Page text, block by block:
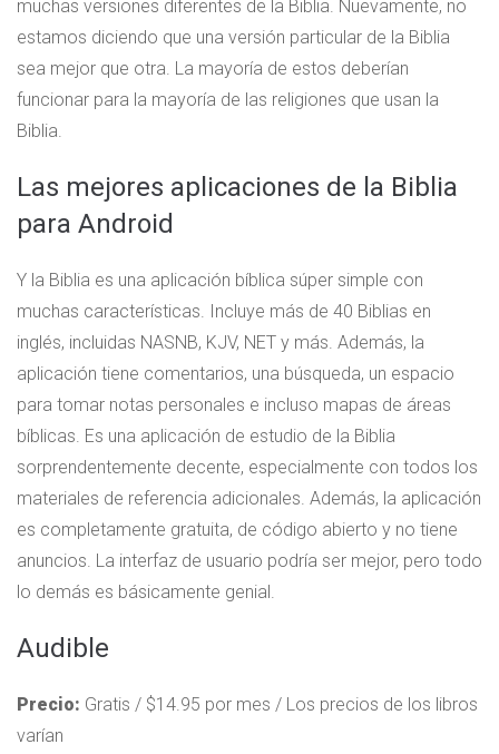
muchas versiones diferentes de la Biblia. Nuevamente, no
estamos diciendo que una versión particular de la Biblia
sea mejor que otra. La mayoría de estos deberían
funcionar para la mayoría de las religiones que usan la
Biblia.
Las mejores aplicaciones de la Biblia
para Android
Y la Biblia es una aplicación bíblica súper simple con
muchas características. Incluye más de 40 Biblias en
inglés, incluidas NASNB, KJV, NET y más. Además, la
aplicación tiene comentarios, una búsqueda, un espacio
para tomar notas personales e incluso mapas de áreas
bíblicas. Es una aplicación de estudio de la Biblia
sorprendentemente decente, especialmente con todos los
materiales de referencia adicionales. Además, la aplicación
es completamente gratuita, de código abierto y no tiene
anuncios. La interfaz de usuario podría ser mejor, pero todo
lo demás es básicamente genial.
Audible
Precio: Gratis / $14.95 por mes / Los precios de los libros
varían